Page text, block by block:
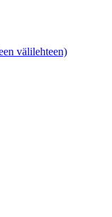
välilehteen)